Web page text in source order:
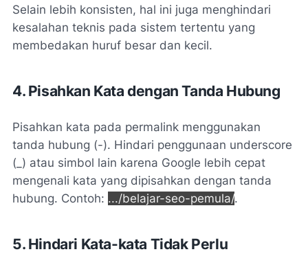
Selain lebih konsisten, hal ini juga menghindari
kesalahan teknis pada sistem tertentu yang
membedakan huruf besar dan kecil.
4. Pisahkan Kata dengan Tanda Hubung
Pisahkan kata pada permalink menggunakan
tanda hubung (-). Hindari penggunaan underscore
(_) atau simbol lain karena Google lebih cepat
mengenali kata yang dipisahkan dengan tanda
hubung. Contoh: .../belajar-seo-pemula/.
5. Hindari Kata-kata Tidak Perlu